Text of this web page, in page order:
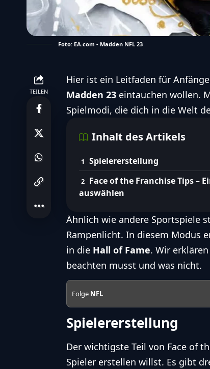
Foto: EA.com - Madden NFL 23
TEILEN
Hier ist ein Leitfaden für
Madden 23 eintauchen wollen.
Spielmodi, die dich in die Welt
Inhalt des Artikels
Spielererstellung
Face of the Franchise Tips –
auswählen
Ähnlich wie andere Sportspiele
Rampenlicht. In diesem Modus
in die Hall of Fame. Wir
beachten musst und was nicht.
Folge NFL
Spielererstellung
Der wichtigste Teil von Face of
Spieler erstellen willst. Es gibt